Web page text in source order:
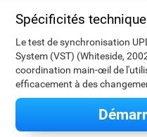
Spécificités
Le test de synchronisation
System (VST) (Whiteside,
coordination main-œil de
efficacement à des